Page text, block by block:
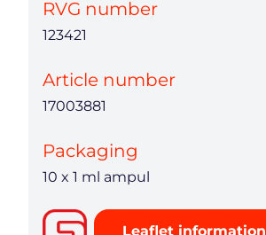
RVG number
123421
Article number
17003881
Packaging
10 x 1 ml ampul
Leaflet information